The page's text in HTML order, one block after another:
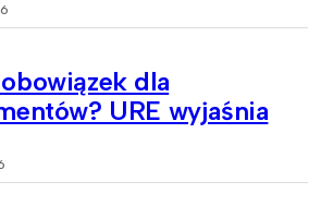
dla
URE wyjaśnia